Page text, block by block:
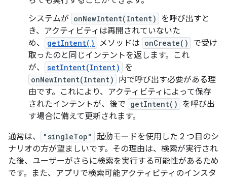
システムが onNewIntent(Intent)
を呼び出すと
き、アクティビティは再開されていないた
め、
getIntent() メソッドは onCreate()
で受け
取ったのと同じインテントを返します。これ
が、
setIntent(Intent) を
onNewIntent(Intent)
内で呼び出す必要がある理
由です。これにより、アクティビティによって保存
されたインテントが、後で getIntent()
を呼び出
す場合に備えて更新されます。
通常は、
"singleTop"
起動モードを使用した 2 つ目のシ
ナリオの方が望ましいです。その理由は、検索が実行され
た後、ユーザーがさらに検索を実行する可能性があるため
です。また、アプリで検索可能アクティビティのインスタ